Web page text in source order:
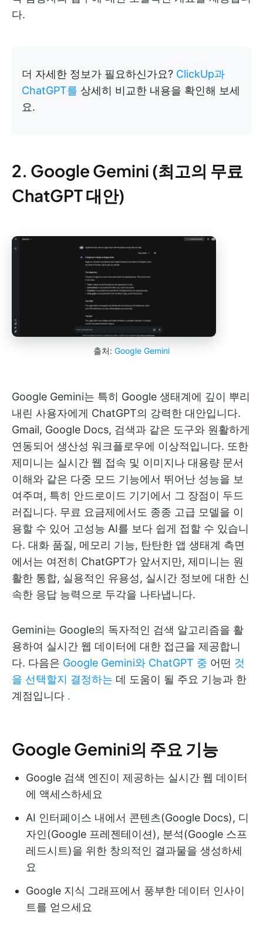
다.
더 자세한 정보가 필요하신가요? ClickUp과
ChatGPT를 상세히 비교한 내용을 확인해 보세
요.
2. Google Gemini (최고의 무료
ChatGPT 대안)
출처: Google Gemini
Google Gemini는 특히 Google 생태계에 깊이 뿌리
내린 사용자에게 ChatGPT의 강력한 대안입니다.
Gmail, Google Docs, 검색과 같은 도구와 원활하게
연동되어 생산성 워크플로우에 이상적입니다. 또한
제미니는 실시간 웹 접속 및 이미지나 대용량 문서
이해와 같은 다중 모드 기능에서 뛰어난 성능을 보
여주며, 특히 안드로이드 기기에서 그 장점이 두드
러집니다. 무료 요금제에서도 종종 고급 모델을 이
용할 수 있어 고성능 AI를 보다 쉽게 접할 수 있습니
다. 대화 품질, 메모리 기능, 탄탄한 앱 생태계 측면
에서는 여전히 ChatGPT가 앞서지만, 제미니는 원
활한 통합, 실용적인 유용성, 실시간 정보에 대한 신
속한 응답 능력으로 두각을 나타냅니다.
Gemini는 Google의 독자적인 검색 알고리즘을 활
용하여 실시간 웹 데이터에 대한 접근을 제공합니
다. 다음은 Google Gemini와 ChatGPT 중 어떤 것
을 선택할지 결정하는 데 도움이 될 주요 기능과 한
계점입니다 .
Google Gemini의 주요 기능
Google 검색 엔진이 제공하는 실시간 웹 데이터
에 액세스하세요
AI 인터페이스 내에서 콘텐츠(Google Docs), 디
자인(Google 프레젠테이션), 분석(Google 스프
레드시트)을 위한 창의적인 결과물을 생성하세
요
Google 지식 그래프에서 풍부한 데이터 인사이
트를 얻으세요